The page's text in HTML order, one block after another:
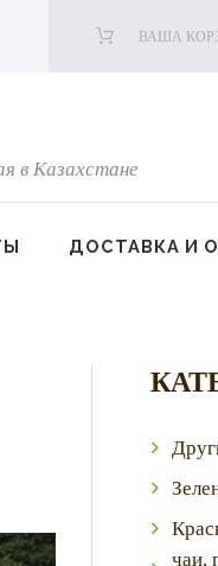
ВАША
в Казахстане
ДОСТАВКА И
чаи,